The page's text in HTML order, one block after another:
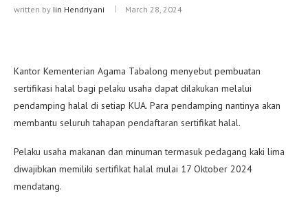
written by Iin Hendriyani March 28, 2024
Kantor Kementerian Agama Tabalong menyebut pembuatan
sertifikasi halal bagi pelaku usaha dapat dilakukan melalui
pendamping halal di setiap KUA. Para pendamping nantinya akan
membantu seluruh tahapan pendaftaran sertifikat halal.
Pelaku usaha makanan dan minuman termasuk pedagang kaki lima
diwajibkan memiliki sertifikat halal mulai 17 Oktober 2024
mendatang.